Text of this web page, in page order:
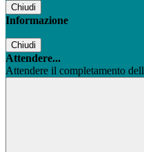
Chiudi
Informazione
Chiudi
Attendere...
Attendere il completamento